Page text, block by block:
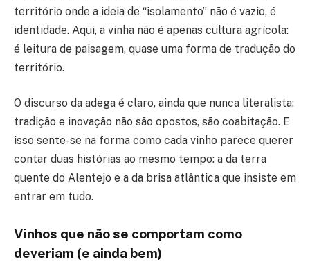
território onde a ideia de “isolamento” não é vazio, é
identidade. Aqui, a vinha não é apenas cultura agrícola:
é leitura de paisagem, quase uma forma de tradução do
território.
O discurso da adega é claro, ainda que nunca literalista:
tradição e inovação não são opostos, são coabitação. E
isso sente-se na forma como cada vinho parece querer
contar duas histórias ao mesmo tempo: a da terra
quente do Alentejo e a da brisa atlântica que insiste em
entrar em tudo.
Vinhos que não se comportam como
deveriam (e ainda bem)